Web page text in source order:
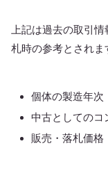
上記は過去の取引
札時の参考とされま
個体の製造年次
中古としてのコ
販売・落札価格